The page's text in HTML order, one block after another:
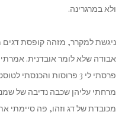
ולא במרגרינה.
ניגשת למקרר, מזהה קופסת
אבודה שלא לומר אובדנית.
פרסתי לי 3 פרוסות
מכובדת של דג וזהו, פה סיימתי